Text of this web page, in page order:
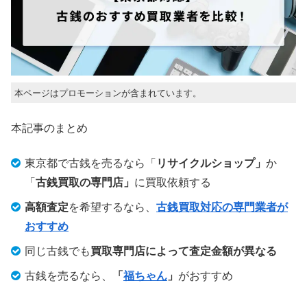
本ページはプロモーションが含まれています。
本記事のまとめ
東京都で古銭を売るなら「 リサイクルショップ」 か
「古銭買取の専門店」 に買取依頼する
高額査定を希望するなら、 古銭買取対応の専門業者が
おすすめ
同じ古銭でも買取専門店によって査定金額が異なる
古銭を売るなら、
「福ちゃん 」 がおすすめ